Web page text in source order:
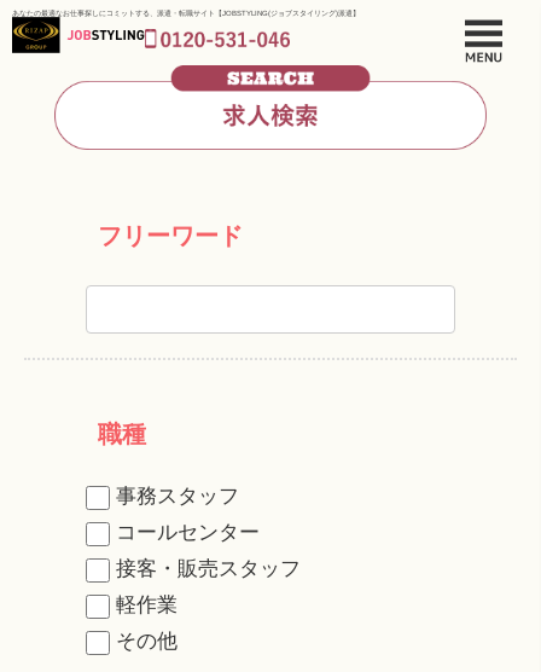
あなたの最適なお仕事探しにコミットする、派遣・転職サイト【JOBSTYLING(ジョブスタイリング)派遣】
フリーワード
職種
事務スタッフ
コールセンター
接客・販売スタッフ
軽作業
その他